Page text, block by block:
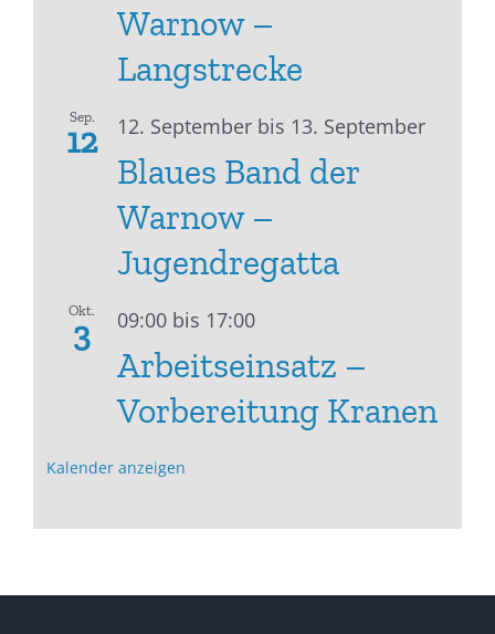
Warnow –
Langstrecke
Sep.
12 12. September bis 13. September
Blaues Band der
Warnow –
Jugendregatta
Okt.
3 09:00 bis 17:00
Arbeitseinsatz –
Vorbereitung Kranen
Kalender anzeigen